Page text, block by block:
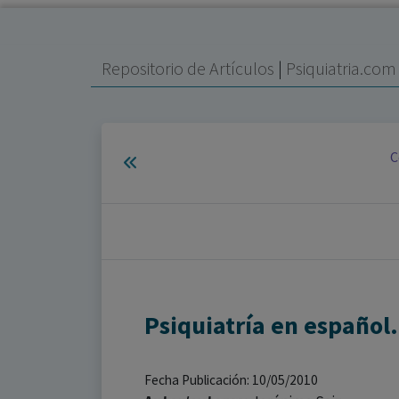
Repositorio de Artículos | Psiquiatria.com
Psiquiatría en español.
Fecha Publicación: 10/05/2010